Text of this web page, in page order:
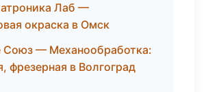
Лаб —
окраска в Омск
Союз — Механообработка:
фрезерная в Волгоград